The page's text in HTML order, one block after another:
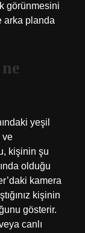
görünmesini
arka planda
yeşil
ve
kişinin şu
olduğu
kamera
kişinin
gösterir.
canlı